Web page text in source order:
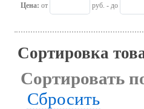
Цена: от руб. - до
Сортировка
Сортировать
Сбросить